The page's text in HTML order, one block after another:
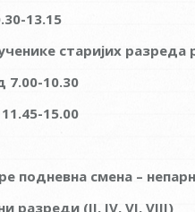
13.15
старијих разреда
7.00-10.30
15.00
подневна смена –
разреди (II, IV, VI, VIII)